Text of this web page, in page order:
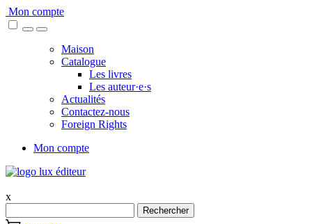
Skip
to
Mon compte
Maison
Catalogue
Les livres
Les auteur·e·s
Actualités
Contactez-nous
Foreign Rights
Mon compte
x
Rechercher